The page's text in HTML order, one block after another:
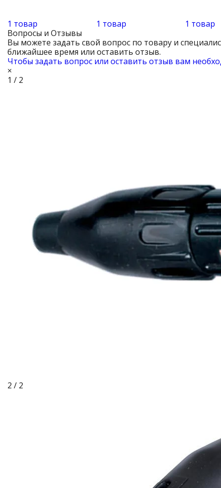
1 товар 1 товар
1 товар
Вопросы и Отзывы
Вы можете задать свой вопрос по товару и
ближайшее время или оставить отзыв.
Чтобы задать вопрос или оставить отзыв вам
×
1 / 2
2 / 2